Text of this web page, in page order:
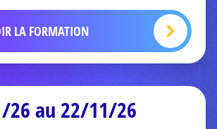
LA FORMATION
26 au 22/11/26